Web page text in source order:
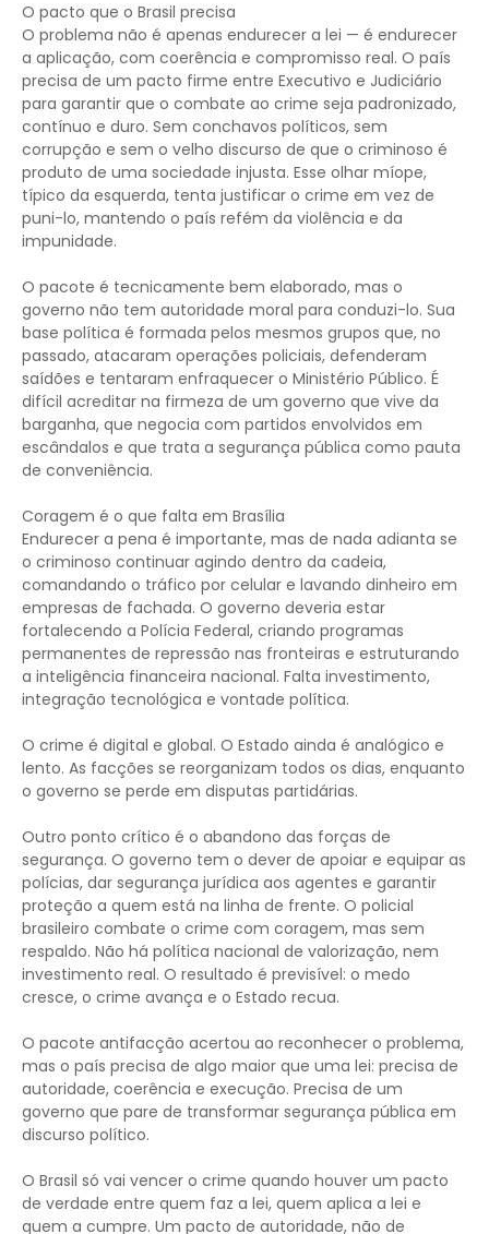
O pacto que o Brasil precisa
O problema não é apenas endurecer a lei — é endurecer
a aplicação, com coerência e compromisso real. O país
precisa de um pacto firme entre Executivo e Judiciário
para garantir que o combate ao crime seja padronizado,
contínuo e duro. Sem conchavos políticos, sem
corrupção e sem o velho discurso de que o criminoso é
produto de uma sociedade injusta. Esse olhar míope,
típico da esquerda, tenta justificar o crime em vez de
puni-lo, mantendo o país refém da violência e da
impunidade.
O pacote é tecnicamente bem elaborado, mas o
governo não tem autoridade moral para conduzi-lo. Sua
base política é formada pelos mesmos grupos que, no
passado, atacaram operações policiais, defenderam
saídões e tentaram enfraquecer o Ministério Público. É
difícil acreditar na firmeza de um governo que vive da
barganha, que negocia com partidos envolvidos em
escândalos e que trata a segurança pública como pauta
de conveniência.
Coragem é o que falta em Brasília
Endurecer a pena é importante, mas de nada adianta se
o criminoso continuar agindo dentro da cadeia,
comandando o tráfico por celular e lavando dinheiro em
empresas de fachada. O governo deveria estar
fortalecendo a Polícia Federal, criando programas
permanentes de repressão nas fronteiras e estruturando
a inteligência financeira nacional. Falta investimento,
integração tecnológica e vontade política.
O crime é digital e global. O Estado ainda é analógico e
lento. As facções se reorganizam todos os dias, enquanto
o governo se perde em disputas partidárias.
Outro ponto crítico é o abandono das forças de
segurança. O governo tem o dever de apoiar e equipar as
polícias, dar segurança jurídica aos agentes e garantir
proteção a quem está na linha de frente. O policial
brasileiro combate o crime com coragem, mas sem
respaldo. Não há política nacional de valorização, nem
investimento real. O resultado é previsível: o medo
cresce, o crime avança e o Estado recua.
O pacote antifacção acertou ao reconhecer o problema,
mas o país precisa de algo maior que uma lei: precisa de
autoridade, coerência e execução. Precisa de um
governo que pare de transformar segurança pública em
discurso político.
O Brasil só vai vencer o crime quando houver um pacto
de verdade entre quem faz a lei, quem aplica a lei e
quem a cumpre. Um pacto de autoridade, não de